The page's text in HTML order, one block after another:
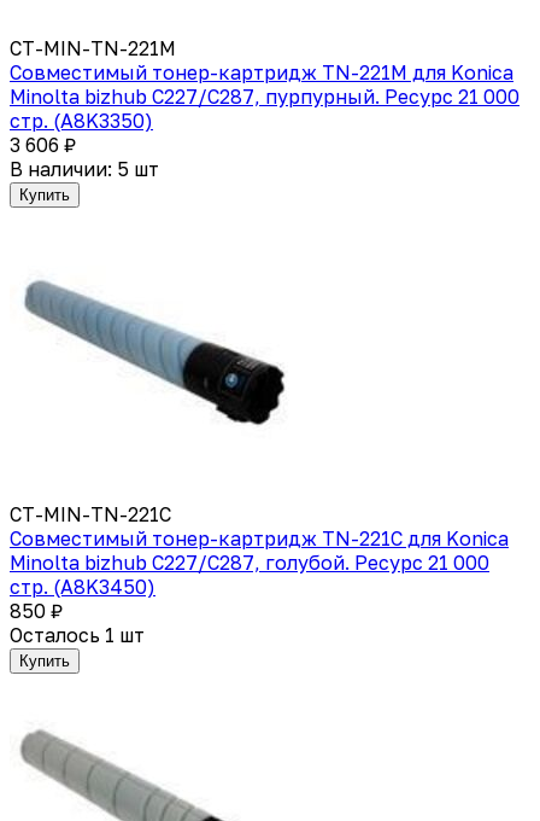
CT-MIN-TN-221M
Совместимый тонер-картридж TN-221M для Konica
Minolta bizhub C227/C287, пурпурный. Ресурс 21 000
стр. (A8K3350)
3 606 ₽
В наличии: 5 шт
Купить
CT-MIN-TN-221C
Совместимый тонер-картридж TN-221C для Konica
Minolta bizhub C227/C287, голубой. Ресурс 21 000
стр. (A8K3450)
850 ₽
Осталось 1 шт
Купить